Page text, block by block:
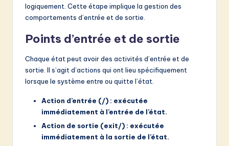
logiquement. Cette étape implique la gestion des
comportements d’entrée et de sortie.
Points d’entrée et de sortie
Chaque état peut avoir des activités d’entrée et de
sortie. Il s’agit d’actions qui ont lieu spécifiquement
lorsque le système entre ou quitte l’état.
Action d’entrée (/) : exécutée
immédiatement à l’entrée de l’état.
Action de sortie (exit/) : exécutée
immédiatement à la sortie de l’état.